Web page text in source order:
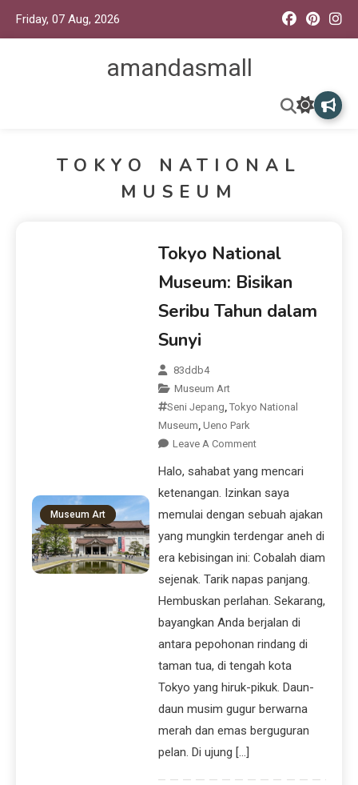
Friday, 07 Aug, 2026
amandasmall
TOKYO NATIONAL
MUSEUM
Museum Art
Tokyo National
Museum: Bisikan
Seribu Tahun dalam
Sunyi
83ddb4
Museum Art
Seni Jepang,Tokyo National
Museum,Ueno Park
Leave A Comment
Halo, sahabat yang mencari
ketenangan. Izinkan saya
memulai dengan sebuah ajakan
yang mungkin terdengar aneh di
era kebisingan ini: Cobalah diam
sejenak. Tarik napas panjang.
Hembuskan perlahan. Sekarang,
bayangkan Anda berjalan di
antara pepohonan rindang di
taman tua, di tengah kota
Tokyo yang hiruk-pikuk. Daun-
daun musim gugur berwarna
merah dan emas berguguran
pelan. Di ujung […]